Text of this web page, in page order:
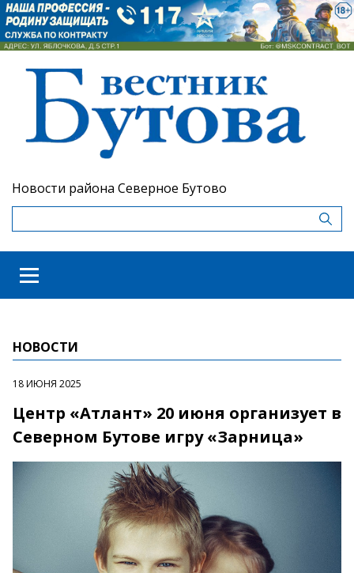
Новости района Северное Бутово
НОВОСТИ
18 ИЮНЯ 2025
Центр «Атлант» 20 июня организует в
Северном Бутове игру «Зарница»